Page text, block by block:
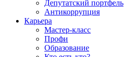
Депутатский портфель
Антикоррупция
Карьера
Мастер-класс
Профи
Образование